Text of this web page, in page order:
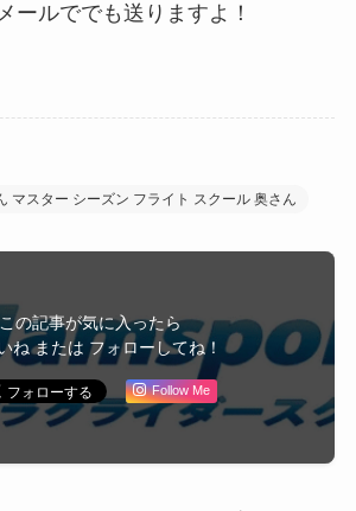
ールででも送りますよ！
マスター シーズン フライト スクール 奥さん
この記事が気に入ったら
ね または フォローしてね！
Follow Me